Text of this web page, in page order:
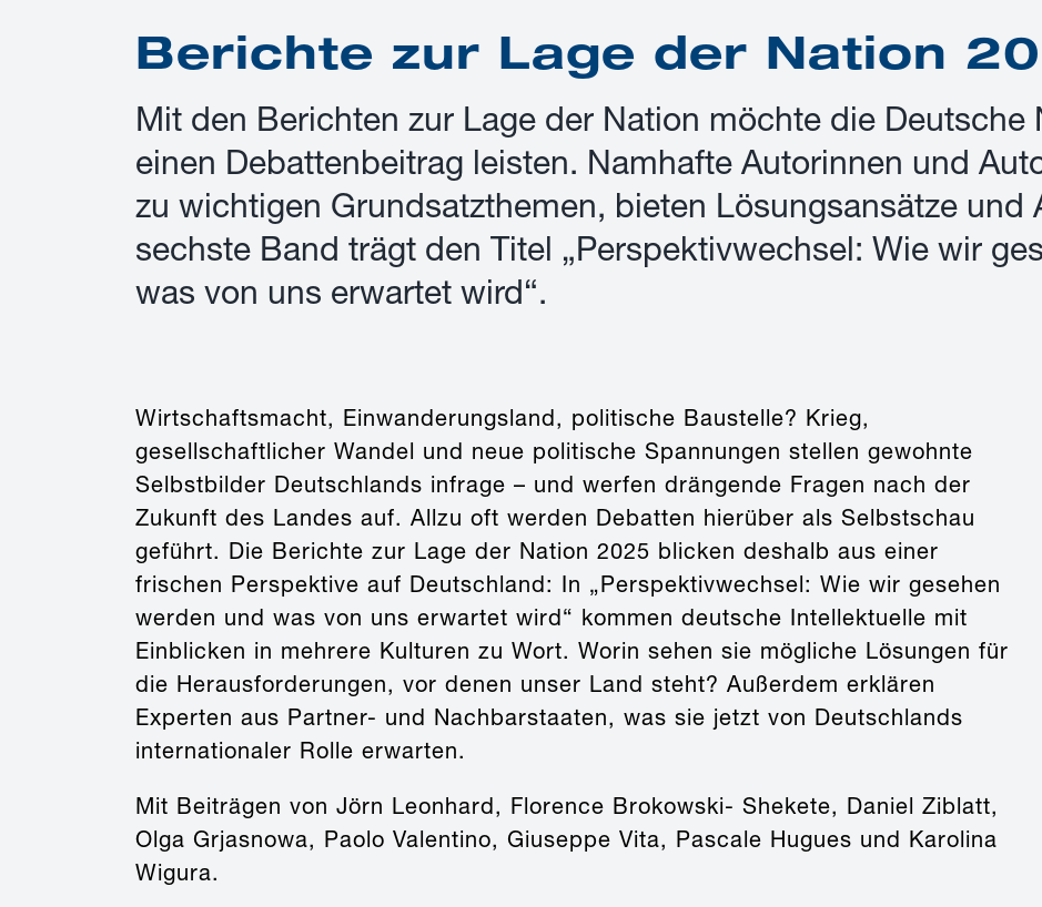
Berichte zur Lage der Nation
Mit den Berichten zur Lage der Nation möchte die Deutsche
einen Debattenbeitrag leisten. Namhafte Autorinnen und
zu wichtigen Grundsatzthemen, bieten Lösungsansätze und
sechste Band trägt den Titel „Perspektivwechsel: Wie wir
was von uns erwartet wird“.
Wirtschaftsmacht, Einwanderungsland, politische Baustelle? Krieg,
gesellschaftlicher Wandel und neue politische Spannungen stellen gewohnte
Selbstbilder Deutschlands infrage – und werfen drängende Fragen nach der
Zukunft des Landes auf. Allzu oft werden Debatten hierüber als Selbstschau
geführt. Die Berichte zur Lage der Nation 2025 blicken deshalb aus einer
frischen Perspektive auf Deutschland: In „Perspektivwechsel: Wie wir gesehen
werden und was von uns erwartet wird“ kommen deutsche Intellektuelle mit
Einblicken in mehrere Kulturen zu Wort. Worin sehen sie mögliche Lösungen für
die Herausforderungen, vor denen unser Land steht? Außerdem erklären
Experten aus Partner- und Nachbarstaaten, was sie jetzt von Deutschlands
internationaler Rolle erwarten.
Mit Beiträgen von Jörn Leonhard, Florence Brokowski- Shekete, Daniel Ziblatt,
Olga Grjasnowa, Paolo Valentino, Giuseppe Vita, Pascale Hugues und Karolina
Wigura.